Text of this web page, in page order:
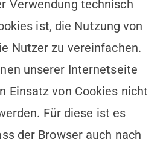
Verwendung technisch
ist, die Nutzung von
Nutzer zu vereinfachen.
unserer Internetseite
Einsatz von Cookies nicht
Für diese ist es
der Browser auch nach